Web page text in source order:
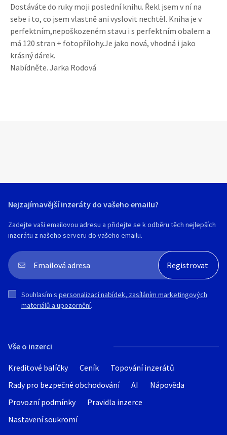
Dostáváte do ruky moji poslední knihu. Řekl jsem v ní na
sebe i to, co jsem vlastně ani vyslovit nechtěl. Kniha je v
perfektním,nepoškozeném stavu i s perfektním obalem a
má 120 stran + fotopřílohy.Je jako nová, vhodná i jako
krásný dárek.
Nabídněte. Jarka Rodová
Vše o inzerci
Kreditové balíčky Ceník
Topování inzerátů
Rady pro bezpečné obchodování
AI
Nápověda
Provozní podmínky
Pravidla inzerce
Nastavení soukromí
Nejzajímavější inzeráty do vašeho emailu?
Zadejte vaši emailovou adresu a přidejte se k odběru těch nejlepších
inzerátu z našeho serveru do vašeho emailu.
Souhlasím s personalizací nabídek, zasíláním marketingových
materiálů a upozornění.